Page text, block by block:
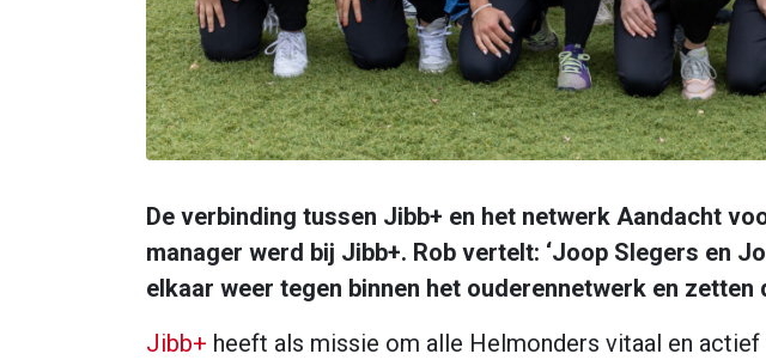
De verbinding tussen Jibb+ en het netwerk Aandacht
manager werd bij Jibb+. Rob vertelt: ‘Joop Slegers en
elkaar weer tegen binnen het ouderennetwerk en zetten
Jibb+ heeft als missie om alle Helmonders vitaal en